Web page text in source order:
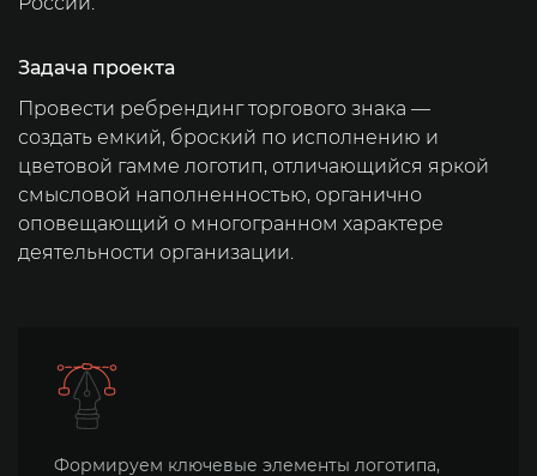
Задача проекта
Провести ребрендинг торгового знака —
создать емкий, броский по исполнению и
цветовой гамме логотип, отличающийся яркой
смысловой наполненностью, органично
оповещающий о многогранном характере
деятельности организации.
Согласовываем с клиентом концепцию и
сайтов
Продвижение сайтов
стоматологий
Контекстная реклама
Продление лицензии Битрикс
Айдентика